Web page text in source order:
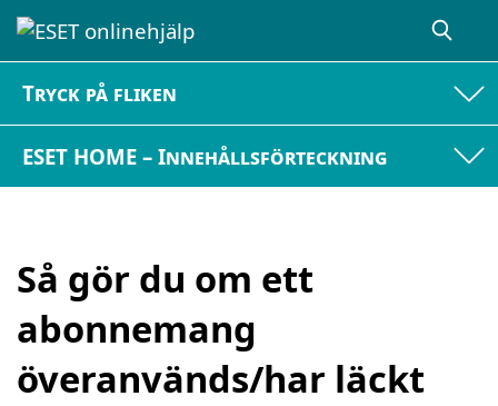
Tryck på fliken
ESET HOME – Innehållsförteckning
Så gör du om ett
abonnemang
överanvänds/har läckt